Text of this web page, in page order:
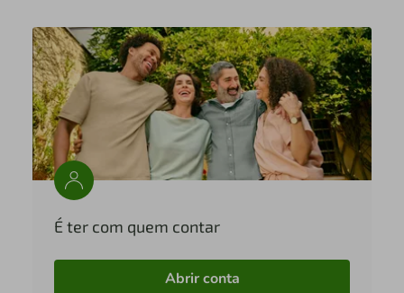
É ter com quem contar
Abrir conta